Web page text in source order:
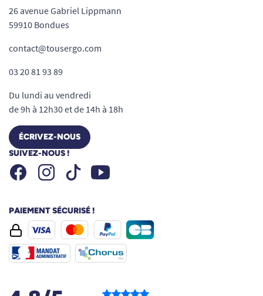
26 avenue Gabriel Lippmann
59910 Bondues
contact@tousergo.com
03 20 81 93 89
Du lundi au vendredi
de 9h à 12h30 et de 14h à 18h
ÉCRIVEZ-NOUS
SUIVEZ-NOUS !
FacebookInstagramTiktok Youtube
PAIEMENT SÉCURISÉ !